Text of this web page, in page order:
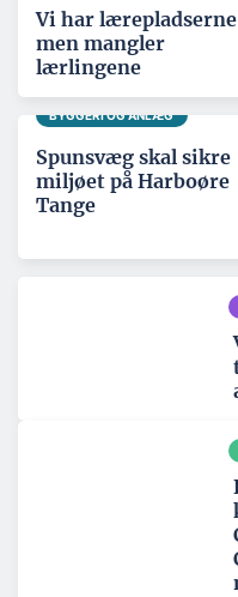
Vi har
men mangler
lærlingene
BYGGERI OG ANLÆG
Spunsvæg skal sikre
miljøet på Harboøre
Tange